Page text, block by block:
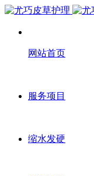
网站首页
服务项目
缩水发硬